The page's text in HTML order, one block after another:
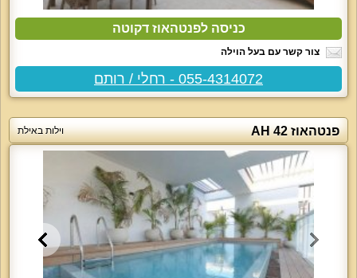
כניסה לפנטהאוז דקוטה
צור קשר עם בעל הוילה
055-4314072 - רחלי / רותם
פנטהאוז AH 42 וילות באילת